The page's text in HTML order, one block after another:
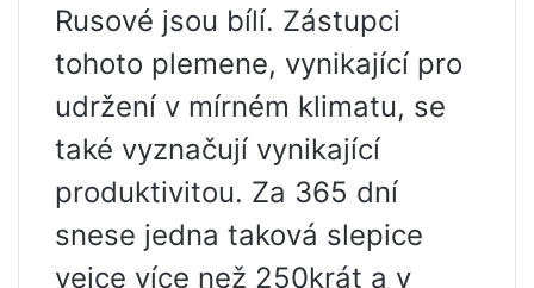
Rusové jsou bílí. Zástupci
tohoto plemene, vynikající pro
udržení v mírném klimatu, se
také vyznačují vynikající
produktivitou. Za 365 dní
snese jedna taková slepice
vejce více než 250krát a v